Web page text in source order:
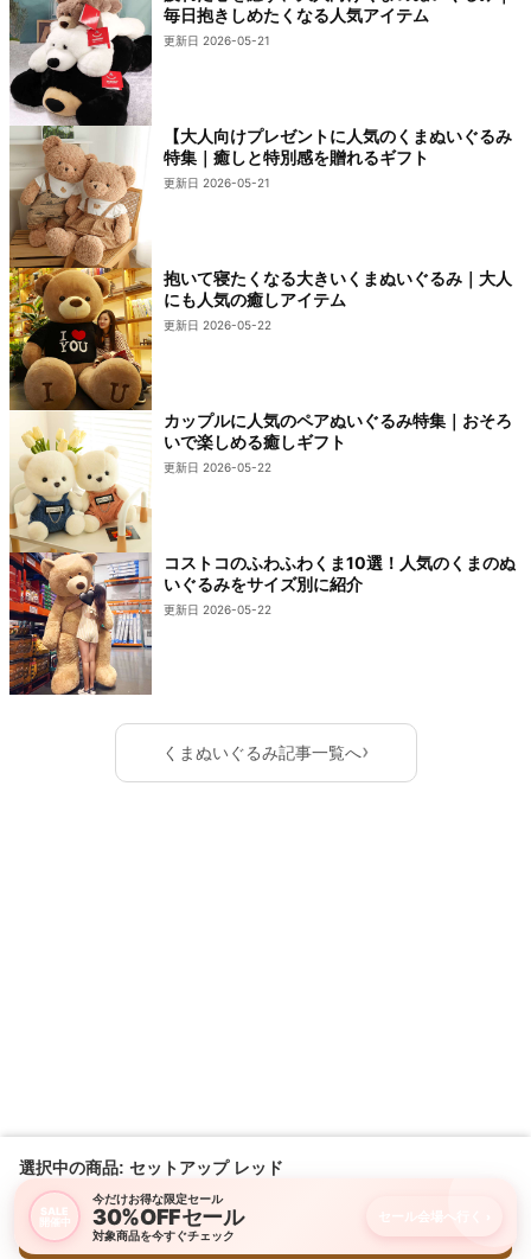
SALE
開催中
今だけお得な限定セール
30%OFFセール
対象商品を今すぐチェック
セール会場へ行く
選択中の商品: セットアップ レッド
購入画面に進む
毎日抱きしめたくなる人気アイテム
更新日 2026-05-21
【大人向けプレゼントに人気のくまぬいぐるみ
特集｜癒しと特別感を贈れるギフト
更新日 2026-05-21
抱いて寝たくなる大きいくまぬいぐるみ｜大人
にも人気の癒しアイテム
更新日 2026-05-22
カップルに人気のペアぬいぐるみ特集｜おそろ
いで楽しめる癒しギフト
更新日 2026-05-22
コストコのふわふわくま10選！人気のくまのぬ
いぐるみをサイズ別に紹介
更新日 2026-05-22
くまぬいぐるみ記事一覧へ›